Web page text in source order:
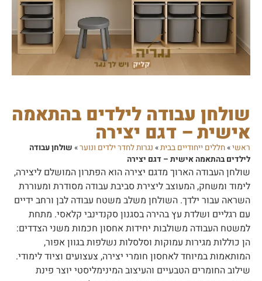
שולחן עבודה לילדים בהתאמה
אישית – דגם יצירה
ראשי»חללים ייחודיים בבית» נגרות לחדר ילדים ונוער» שולחן עבודה
לילדים בהתאמה אישית – דגם יצירה
שולחן העבודה הארוך מדגם יצירה הוא הפתרון המושלם ליצירה,
לימוד ומשחק, המעוצב ליצירת סביבת עבודה מסודרת ומעוררת
השראה עבור ילדך. השולחן משלב משטח עבודה לבן ורחב ידיים
עם רגליים ושלדת עץ בהירה בסגנון סקנדינבי קלאסי. מתחת
למשטח העבודה משולבות יחידות אחסון חכמות משני הצדדים:
הן כוללות מגירות עמוקות וסלסלות נשלפות בגוון אפור,
המותאמות במיוחד לאחסון חומרי יצירה, צעצועים וציוד לימודי.
שילוב החומרים הטבעיים והעיצוב המינימליסטי יוצר פינת